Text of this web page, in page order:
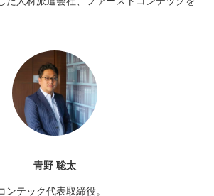
青野 聡太
テック代表取締役。